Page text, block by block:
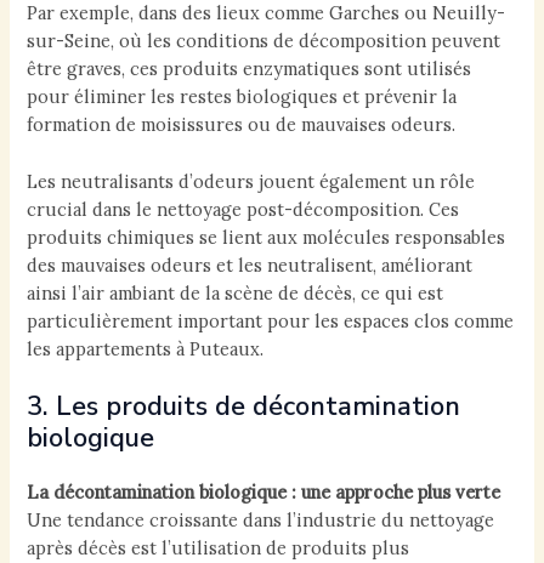
Par exemple, dans des lieux comme Garches ou Neuilly-
sur-Seine, où les conditions de décomposition peuvent
être graves, ces produits enzymatiques sont utilisés
pour éliminer les restes biologiques et prévenir la
formation de moisissures ou de mauvaises odeurs.
Les neutralisants d’odeurs jouent également un rôle
crucial dans le nettoyage post-décomposition. Ces
produits chimiques se lient aux molécules responsables
des mauvaises odeurs et les neutralisent, améliorant
ainsi l’air ambiant de la scène de décès, ce qui est
particulièrement important pour les espaces clos comme
les appartements à Puteaux.
3. Les produits de décontamination
biologique
La décontamination biologique : une approche plus verte
Une tendance croissante dans l’industrie du nettoyage
après décès est l’utilisation de produits plus